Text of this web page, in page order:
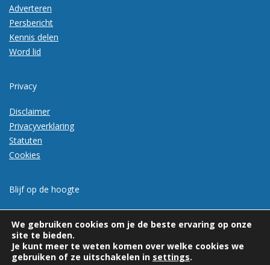
Adverteren
Persbericht
Kennis delen
Word lid
Privacy
Disclaimer
Privacyverklaring
Statuten
Cookies
Blijf op de hoogte
We gebruiken cookies om je de beste ervaring op onze
site te bieden.
Je kunt meer te weten komen over welke cookies we
gebruiken of ze uitschakelen in settings.